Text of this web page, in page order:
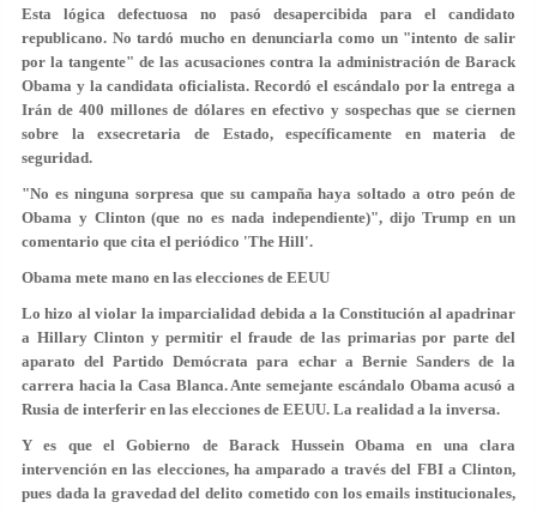
Esta lógica defectuosa no pasó desapercibida para el candidato
republicano. No tardó mucho en denunciarla como un "intento de salir
por la tangente" de las acusaciones contra la administración de Barack
Obama y la candidata oficialista. Recordó el escándalo por la entrega a
Irán de 400 millones de dólares en efectivo y sospechas que se ciernen
sobre la exsecretaria de Estado, específicamente en materia de
seguridad.
"No es ninguna sorpresa que su campaña haya soltado a otro peón de
Obama y Clinton (que no es nada independiente)", dijo Trump en un
comentario que cita el periódico 'The Hill'.
Obama mete mano en las elecciones de EEUU
Lo hizo al violar la imparcialidad debida a la Constitución al apadrinar
a Hillary Clinton y permitir el fraude de las primarias por parte del
aparato del Partido Demócrata para echar a Bernie Sanders de la
carrera hacia la Casa Blanca. Ante semejante escándalo Obama acusó a
Rusia de interferir en las elecciones de EEUU. La realidad a la inversa.
Y es que el Gobierno de Barack Hussein Obama en una clara
intervención en las elecciones, ha amparado a través del FBI a Clinton,
pues dada la gravedad del delito cometido con los emails institucionales,